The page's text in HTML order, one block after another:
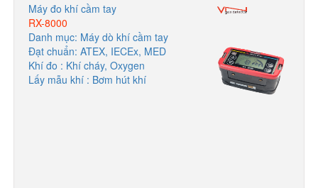
Máy đo khí cầm tay
RX-8000
Danh mục: Máy dò khí cầm tay
Đạt chuẩn: ATEX, IECEx, MED
Khí đo : Khí cháy, Oxygen
Lấy mẫu khí : Bơm hút khí